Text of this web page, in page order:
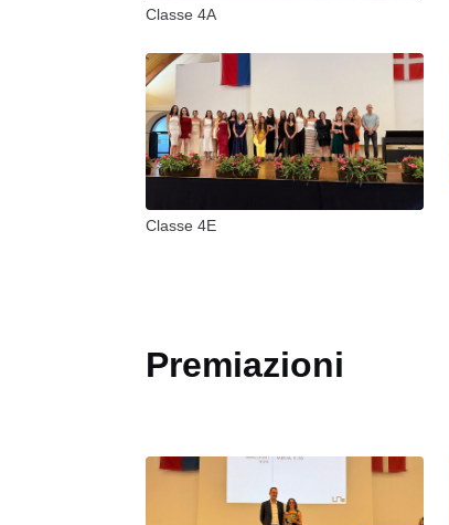
Classe 4A
Classe 4E
Premiazioni